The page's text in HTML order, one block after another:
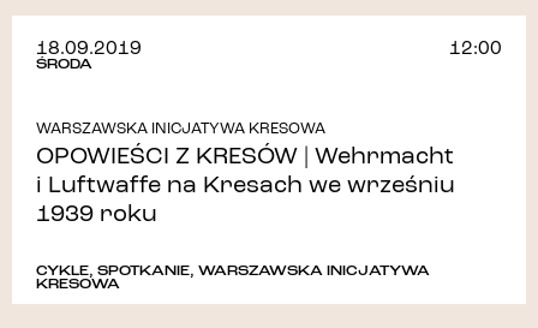
18.09.2019
ŚRODA
12:00
WARSZAWSKA INICJATYWA KRESOWA
OPOWIEŚCI Z KRESÓW | Wehrmacht
i Luftwaffe na Kresach we wrześniu
1939 roku
CYKLE, SPOTKANIE, WARSZAWSKA INICJATYWA
KRESOWA